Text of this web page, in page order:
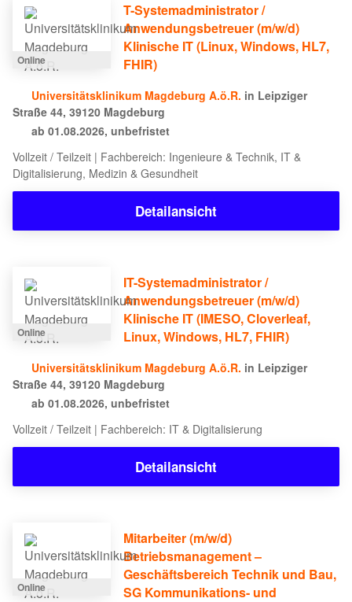
Online
T-Systemadministrator /
Anwendungsbetreuer (m/w/d)
Klinische IT (Linux, Windows, HL7,
FHIR)
Universitätsklinikum Magdeburg A.ö.R. in Leipziger
Straße 44, 39120 Magdeburg
ab 01.08.2026, unbefristet
Vollzeit / Teilzeit | Fachbereich: Ingenieure & Technik, IT &
Digitalisierung, Medizin & Gesundheit
Detailansicht
Online
IT-Systemadministrator /
Anwendungsbetreuer (m/w/d)
Klinische IT (IMESO, Cloverleaf,
Linux, Windows, HL7, FHIR)
Universitätsklinikum Magdeburg A.ö.R. in Leipziger
Straße 44, 39120 Magdeburg
ab 01.08.2026, unbefristet
Vollzeit / Teilzeit | Fachbereich: IT & Digitalisierung
Detailansicht
Online
Mitarbeiter (m/w/d)
Betriebsmanagement –
Geschäftsbereich Technik und Bau,
SG Kommunikations- und